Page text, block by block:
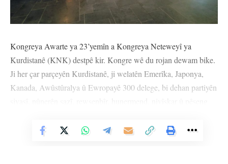
Kongreya Awarte ya 23’yemîn a Kongreya Neteweyî ya
Kurdistanê (KNK) destpê kir. Kongre wê du rojan dewam bike.
Ji her çar parçeyên Kurdistanê, ji welatên Emerîka, Japonya,
Kanada, Awûstûralya û Ewropayê 300 delege, bi dehan partiyên
Vê Nûçeyê Bixwîne